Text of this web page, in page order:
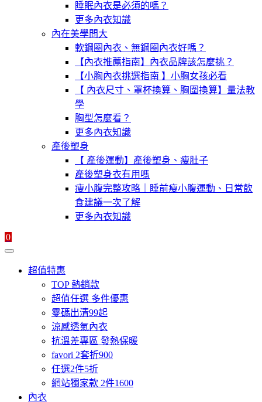
睡眠內衣是必須的嗎？
更多內衣知識
內在美學問大
軟鋼圈內衣、無鋼圈內衣好嗎？
【內衣推薦指南】內衣品牌該怎麼挑？
【小胸內衣挑選指南 】小胸女孩必看
【 內衣尺寸、罩杯換算、胸圍換算】量法教
學
胸型怎麼看？
更多內衣知識
產後塑身
【 產後運動】產後塑身、瘦肚子
產後塑身衣有用嗎
瘦小腹完整攻略｜睡前瘦小腹運動、日常飲
食建議一次了解
更多內衣知識
0
超值特惠
TOP 熱銷款
超值任選 多件優惠
零碼出清99起
涼感透氣內衣
抗溫差專區 發熱保暖
favori 2套折900
任選2件5折
網站獨家款 2件1600
內衣